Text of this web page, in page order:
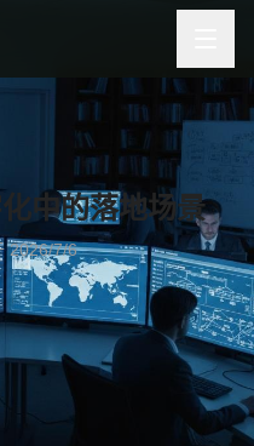
中的落地场景
2026/7/6